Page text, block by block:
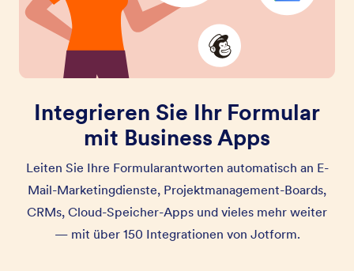
Integrieren Sie Ihr Formular
mit Business Apps
Leiten Sie Ihre Formularantworten automatisch an E-
Mail-Marketingdienste, Projektmanagement-Boards,
CRMs, Cloud-Speicher-Apps und vieles mehr weiter
— mit über 150 Integrationen von Jotform.